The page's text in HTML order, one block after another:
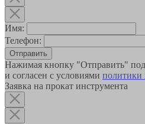
Имя:
Телефон:
Отправить
Нажимая кнопку "Отправить"
и согласен с условиями политики
Заявка на прокат инструмента